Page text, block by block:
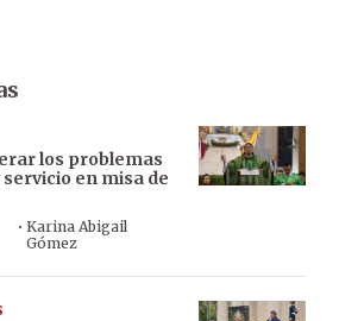
los problemas
en misa de
·Karina Abigail
Gómez